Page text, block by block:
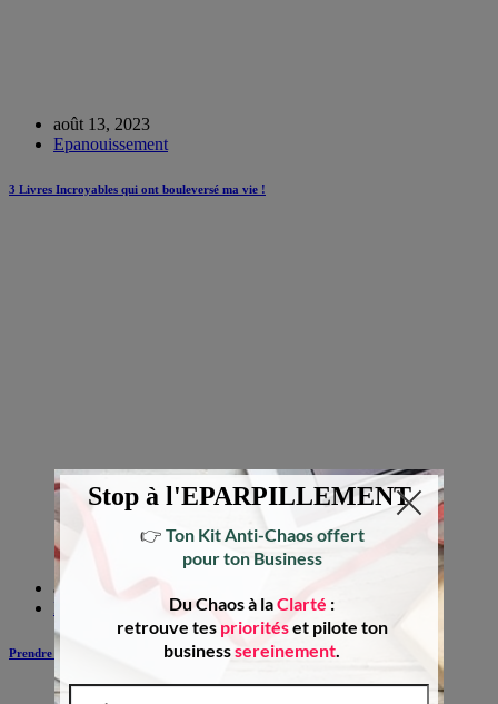
août 13, 2023
Epanouissement
3 Livres Incroyables qui ont bouleversé ma vie !
août 7, 2023
Epanouissement
Prendre du temps pour soi : comment y arriver ?